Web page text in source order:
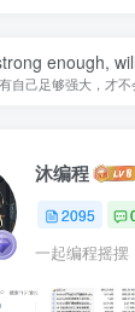
enough,
自己足够强大，才
沐编程
2095
一起编程摇摆